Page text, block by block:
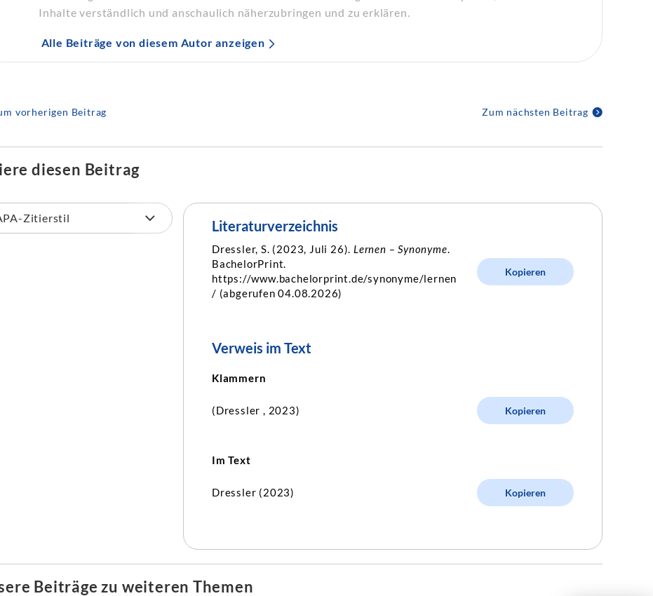
Inhalte verständlich und anschaulich näherzubringen und zu erklären.
Alle Beiträge von diesem Autor anzeigen
vorherigen Beitrag Zum nächsten Beitrag
diesen Beitrag
Literaturverzeichnis
Dressler, S. (2023, Juli 26). Lernen – Synonyme.
BachelorPrint.
https://www.bachelorprint.de/synonyme/lernen
/ (abgerufen 04.08.2026)
Kopieren
Verweis im Text
Klammern
(Dressler , 2023) Kopieren
Im Text
Dressler (2023) Kopieren
Beiträge zu weiteren Themen